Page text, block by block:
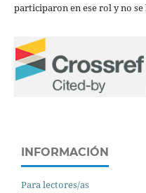
participaron en ese rol y no
INFORMACIÓN
Para lectores/as